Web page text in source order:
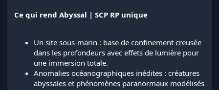
s
Ce qui rend Abyssal | SCP RP unique
Un site sous-marin : base de confinement creusée
dans les profondeurs avec effets de lumière pour
une immersion totale.
Anomalies océanographiques inédites : créatures
abyssales et phénomènes paranormaux modélisés